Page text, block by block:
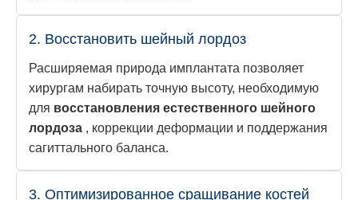
2. Восстановить шейный лордоз
Расширяемая природа имплантата позволяет
хирургам набирать точную высоту, необходимую
для восстановления естественного шейного
лордоза , коррекции деформации и поддержания
сагиттального баланса.
3. Оптимизированное сращивание костей